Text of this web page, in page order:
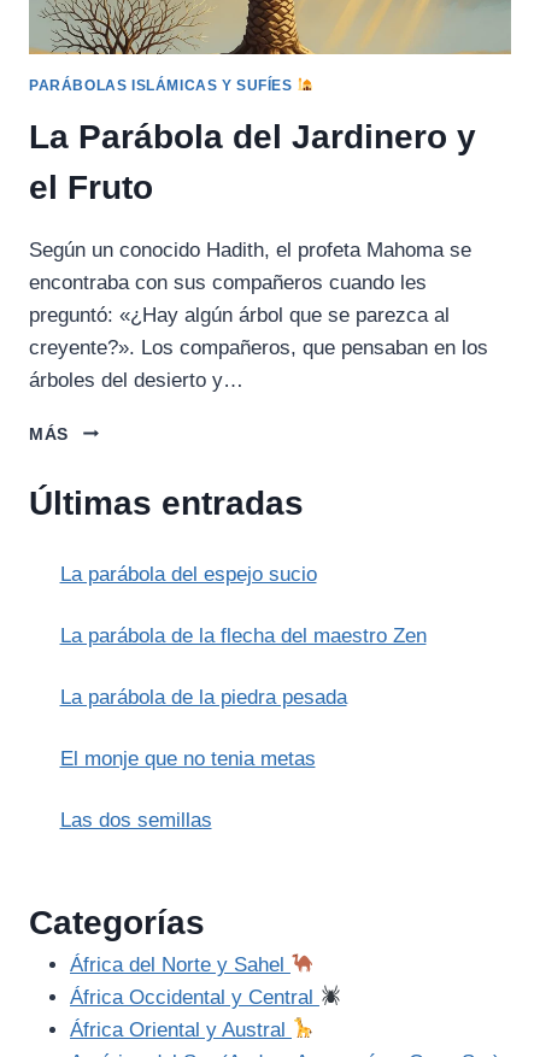
PARÁBOLAS ISLÁMICAS Y SUFÍES
La Parábola del Jardinero y
el Fruto
Según un conocido Hadith, el profeta Mahoma se
encontraba con sus compañeros cuando les
preguntó: «¿Hay algún árbol que se parezca al
creyente?». Los compañeros, que pensaban en los
árboles del desierto y…
MÁS
LA
JARDINERO
FRUTO
Últimas entradas
La parábola del espejo sucio
La parábola de la flecha del maestro Zen
La parábola de la piedra pesada
El monje que no tenia metas
Las dos semillas
Categorías
África del Norte y Sahel
África Occidental y Central
África Oriental y Austral